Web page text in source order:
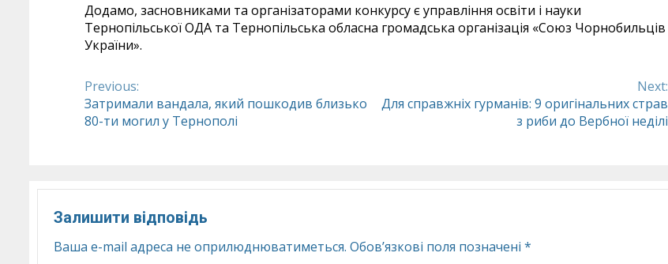
Додамо, засновниками та організаторами конкурсу є управління освіти і науки
Тернопільської ОДА та Тернопільська обласна громадська організація «Союз Чорнобильців
України».
Continue
Reading
Previous:
Затримали вандала, який пошкодив близько
80-ти могил у Тернополі
Next:
Для справжніх гурманів: 9 оригінальних страв
з риби до Вербної неділі
Залишити відповідь
Ваша e-mail адреса не оприлюднюватиметься. Обов’язкові поля позначені *